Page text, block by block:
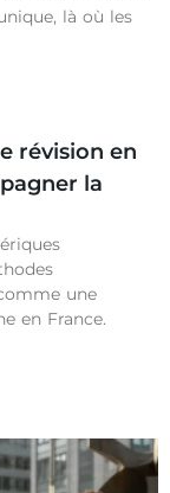
là où les
révision en
la
une
en France.